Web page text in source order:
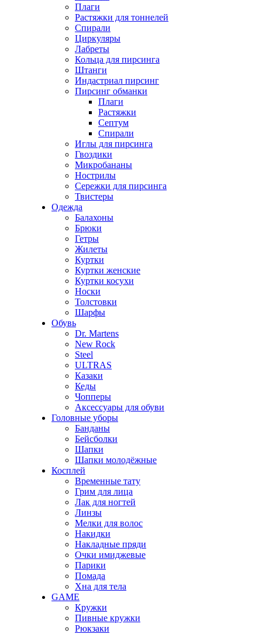
Плаги
Растяжки для тоннелей
Спирали
Циркуляры
Лабреты
Кольца для пирсинга
Штанги
Индастриал пирсинг
Пирсинг обманки
Плаги
Растяжки
Септум
Спирали
Иглы для пирсинга
Гвоздики
Микробананы
Нострилы
Сережки для пирсинга
Твистеры
Одежда
Балахоны
Брюки
Гетры
Жилеты
Куртки
Куртки женские
Куртки косухи
Носки
Толстовки
Шарфы
Обувь
Dr. Martens
New Rock
Steel
ULTRAS
Казаки
Кеды
Чопперы
Аксессуары для обуви
Головные уборы
Банданы
Бейсболки
Шапки
Шапки молодёжные
Косплей
Временные тату
Грим для лица
Лак для ногтей
Линзы
Мелки для волос
Накидки
Накладные пряди
Очки имиджевые
Парики
Помада
Хна для тела
GAME
Кружки
Пивные кружки
Рюкзаки